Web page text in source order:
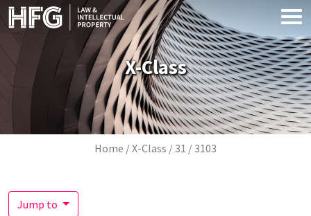
Skip to main content
X-Class
Breadcrumb
Home X-Class 31 3103
Jump to